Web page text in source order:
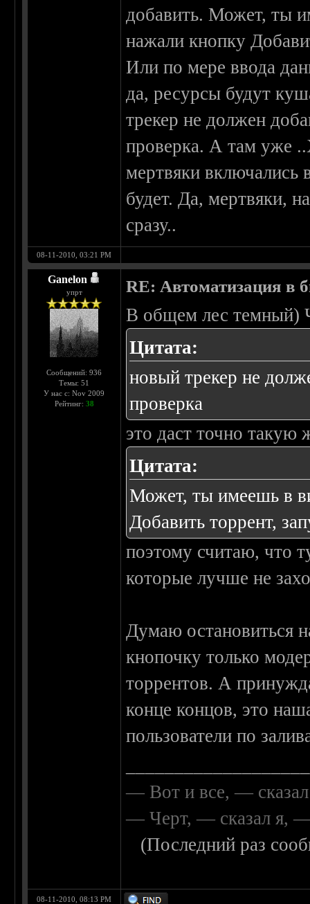
добавить. Может, ты
нажали кнопку
Или по мере ввода
да, ресурсы будут
трекер не должен
проверка. А там уже
мертвяки включались
будет. Да, мертвяки,
сразу..
08-11-2010, 03:21 PM
Ganelon
упрт
Сообщений: 936
Темы: 51
У нас с: Nov 2009
Рейтинг: 38
RE: Автоматизация в
В общем лес темный)
Цитата:
новый трекер не
проверка
это даст точно такую
Цитата:
Может, ты имеешь в
Добавить торрент,
поэтому считаю, что
которые лучше не
Думаю остановиться
кнопочку только
торрентов. А
конце концов, это
пользователи по
— Вот и все, —
— Черт, — сказал я, —
(Последний раз
08-11-2010, 08:13 PM